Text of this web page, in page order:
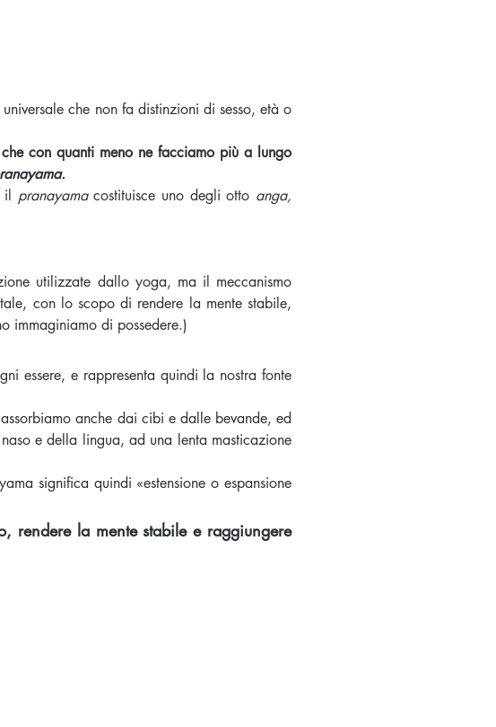
che non fa distinzioni di sesso, età o
con quanti meno ne facciamo più a lungo
il pranayamacostituisce uno degli otto anga,
utilizzate dallo yoga, ma il meccanismo
con lo scopo di rendere la mente stabile,
immaginiamo di possedere.)
essere, e rappresenta quindi la nostra fonte
anche dai cibi e dalle bevande, ed
e della lingua, ad una lenta masticazione
significa quindi «estensione o espansione
rendere la mente stabile e raggiungere